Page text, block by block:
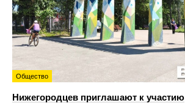
Общество
Нижегородцев приглашают к участию